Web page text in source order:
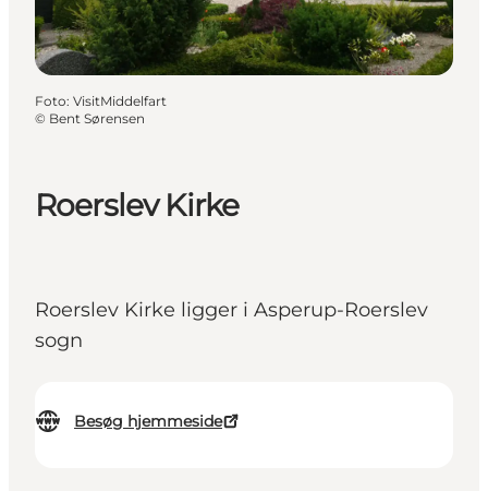
Roerslev Kirke
Roerslev Kirke ligger i Asperup-Roerslev
sogn
Besøg hjemmeside
Foto: VisitMiddelfart
© Bent Sørensen